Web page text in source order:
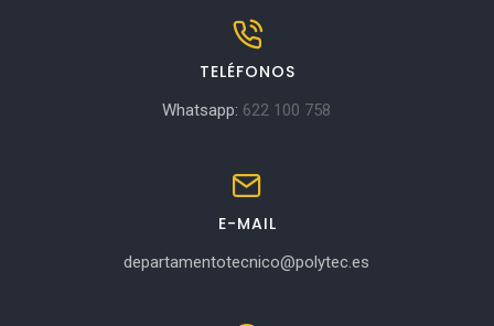
TELÉFONOS
Whatsapp: 622 100 758
E-MAIL
departamentotecnico@polytec.es